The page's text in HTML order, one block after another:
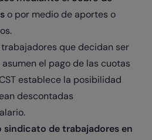
o por medio de aportes o
que decidan ser
el pago de las cuotas
establece la posibilidad
descontadas
sindicato de trabajadores en